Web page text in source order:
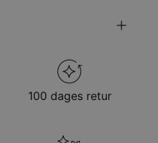
Ankerkæde
27.5mm x 34mm
Anslået leveringsdato
man. 24. aug. - tir. 25.
100 dages retur